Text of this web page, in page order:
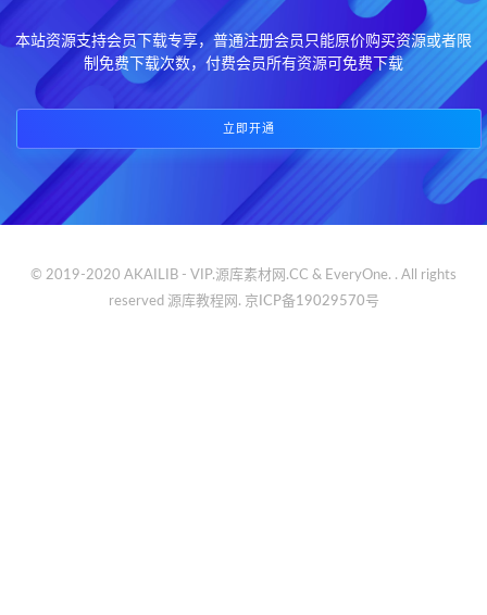
本站资源支持会员下载专享，普通注册会员只能原价购买资源或者限
制免费下载次数，付费会员所有资源可免费下载
立即开通
© 2019-2020 AKAILIB - VIP.源库素材网.CC & EveryOne. . All rights
reserved 源库教程网. 京ICP备19029570号